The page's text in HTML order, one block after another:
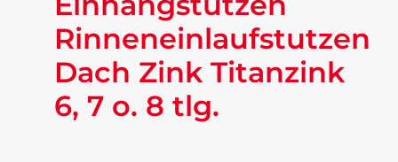
Rinneneinlaufstutzen
Dach Zink Titanzink
6, 7 o. 8 tlg.